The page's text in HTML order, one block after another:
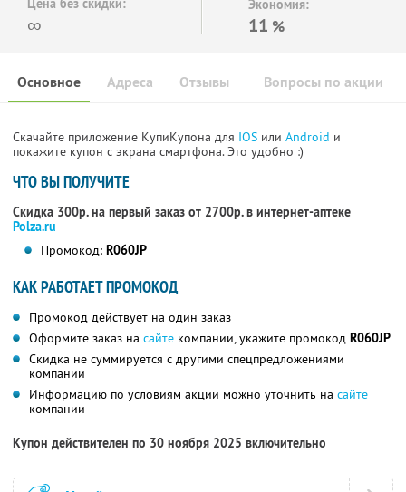
Цена без скидки:
∞
Экономия:
11 %
Основное Отзывы Вопросы по акции
Адреса
Скачайте приложение КупиКупона для IOS или Android и
покажите купон с экрана смартфона. Это удобно :)
ЧТО ВЫ ПОЛУЧИТЕ
Скидка 300р. на первый заказ от 2700р. в интернет-аптеке
Polza.ru
Промокод: R060JP
КАК РАБОТАЕТ ПРОМОКОД
Промокод действует на один заказ
Оформите заказ на сайте компании, укажите промокод R060JP
Скидка не суммируется с другими спецпредложениями
компании
Информацию по условиям акции можно уточнить на сайте
компании
Купон действителен по 30 ноября 2025 включительно